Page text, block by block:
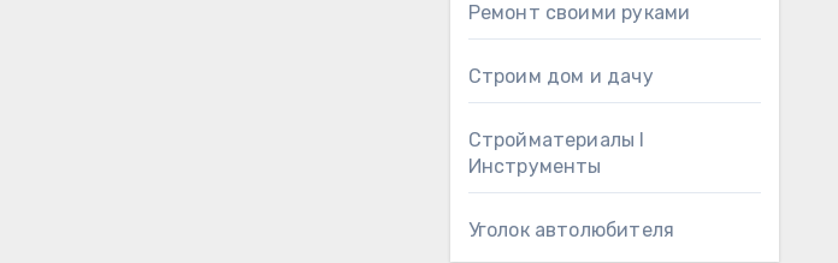
Ремонт своими руками
Строим дом и дачу
Стройматериалы l
Инструменты
Уголок автолюбителя